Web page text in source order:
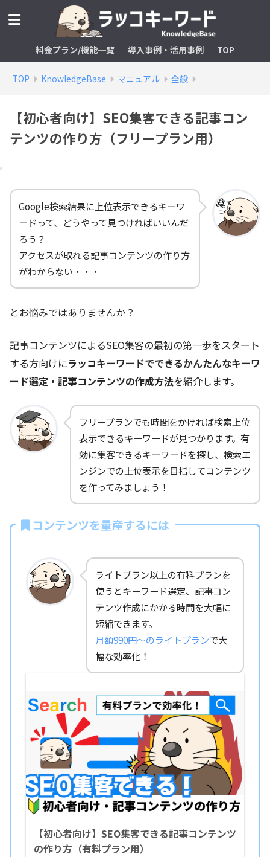
料金プラン/機能一覧 導入事例・活用事例 TOP
TOP KnowledgeBase マニュアル 全般
【初心者向け】SEO集客できる記事コン
テンツの作り方（フリープラン用）
Google検索結果に上位表示できるキーワ
ードって、どうやって見つければいいんだ
ろう？
アクセスが取れる記事コンテンツの作り方
がわからない・・・
とお悩みではありませんか？
記事コンテンツによるSEO集客の最初の第一歩をスタート
する方向けにラッコキーワードでできるかんたんなキーワ
ード選定・記事コンテンツの作成方法を紹介します。
フリープランでも時間をかければ検索上位
表示できるキーワードが見つかります。有
効に集客できるキーワードを探し、検索エ
ンジンでの上位表示を目指してコンテンツ
を作ってみましょう！
コンテンツを量産するには
ライトプラン以上の有料プランを
使うとキーワード選定、記事コン
テンツ作成にかかる時間を大幅に
短縮できます。
月額990円～のライトプランで大
幅な効率化！
【初心者向け】SEO集客できる記事コンテンツ
の作り方（有料プラン用）